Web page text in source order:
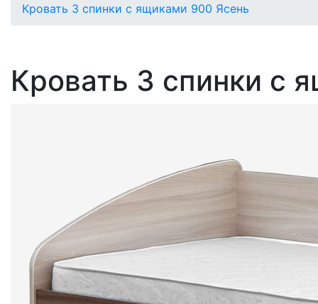
Кровать 3 спинки с ящиками 900 Ясень
Кровать 3 спинки с